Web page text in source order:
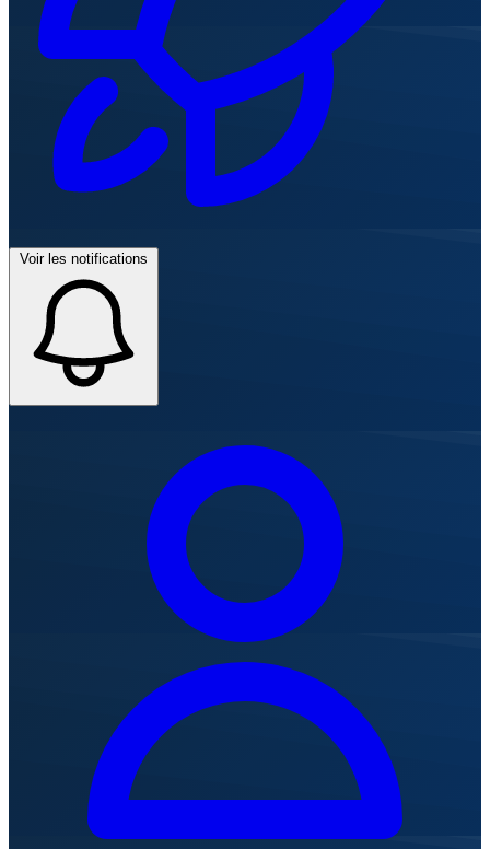
Voir les notifications